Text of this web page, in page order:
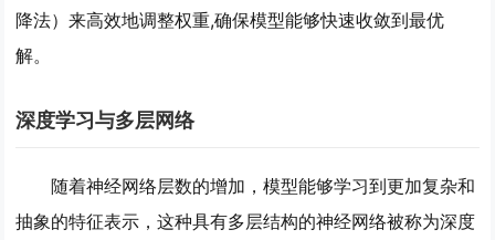
降法）来高效地调整权重,确保模型能够快速收敛到最优
解。
深度学习与多层网络
随着神经网络层数的增加，模型能够学习到更加复杂和
抽象的特征表示，这种具有多层结构的神经网络被称为深度